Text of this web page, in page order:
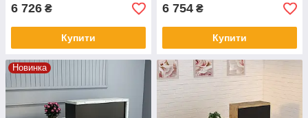
6 726 ₴
Купити
6 754 ₴
Купити
Новинка